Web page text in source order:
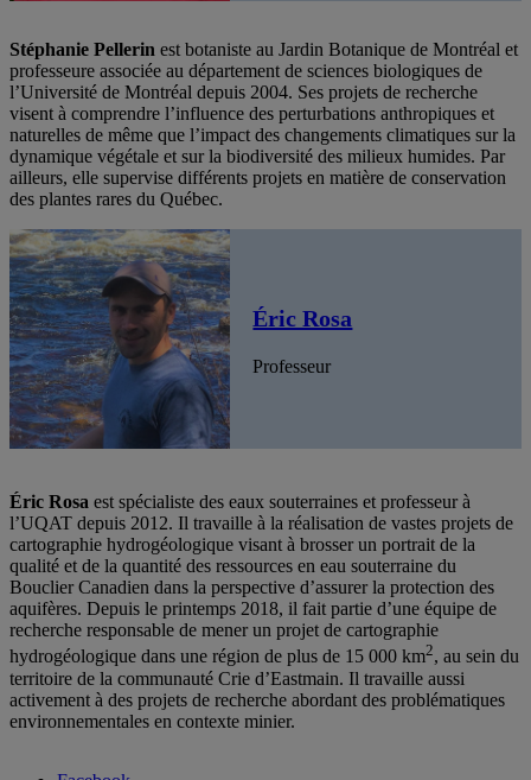
Stéphanie Pellerin est botaniste au Jardin Botanique de Montréal et
professeure associée au département de sciences biologiques de
l’Université de Montréal depuis 2004. Ses projets de recherche
visent à comprendre l’influence des perturbations anthropiques et
naturelles de même que l’impact des changements climatiques sur la
dynamique végétale et sur la biodiversité des milieux humides. Par
ailleurs, elle supervise différents projets en matière de conservation
des plantes rares du Québec.
Éric Rosa
Professeur
Éric Rosa est spécialiste des eaux souterraines et professeur à
l’UQAT depuis 2012. Il travaille à la réalisation de vastes projets de
cartographie hydrogéologique visant à brosser un portrait de la
qualité et de la quantité des ressources en eau souterraine du
Bouclier Canadien dans la perspective d’assurer la protection des
aquifères. Depuis le printemps 2018, il fait partie d’une équipe de
recherche responsable de mener un projet de cartographie
hydrogéologique dans une région de plus de 15 000 km2, au sein du
territoire de la communauté Crie d’Eastmain. Il travaille aussi
activement à des projets de recherche abordant des problématiques
environnementales en contexte minier.